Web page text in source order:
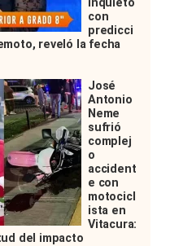
con
predicci
reveló la fecha
José
Antonio
Neme
sufrió
complej
o
accident
e con
motocicl
ista en
Vitacura:
del impacto